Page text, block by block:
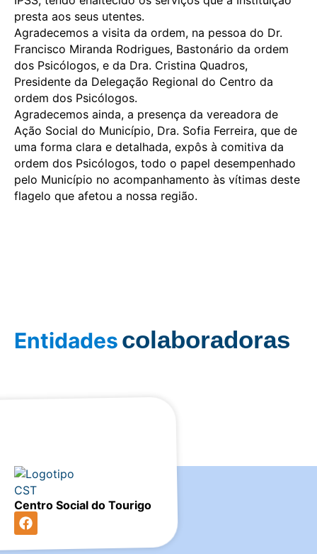
presta aos seus utentes.
Agradecemos a visita da ordem, na pessoa do Dr.
Francisco Miranda Rodrigues, Bastonário da ordem
dos Psicólogos, e da Dra. Cristina Quadros,
Presidente da Delegação Regional do Centro da
ordem dos Psicólogos.
Agradecemos ainda, a presença da vereadora de
Ação Social do Município, Dra. Sofia Ferreira, que de
uma forma clara e detalhada, expôs à comitiva da
ordem dos Psicólogos, todo o papel desempenhado
pelo Município no acompanhamento às vítimas deste
flagelo que afetou a nossa região.
Entidadescolaboradoras
Centro Social do Tourigo